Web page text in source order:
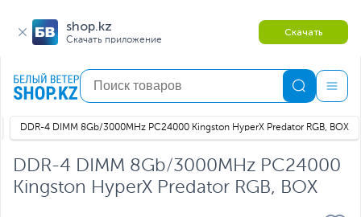
shop.kz
Скачать приложение
Скачать
DDR-4 DIMM 8Gb/3000MHz PC24000 Kingston HyperX Predator RGB, BOX
DDR-4 DIMM 8Gb/3000MHz PC24000
Kingston HyperX Predator RGB, BOX